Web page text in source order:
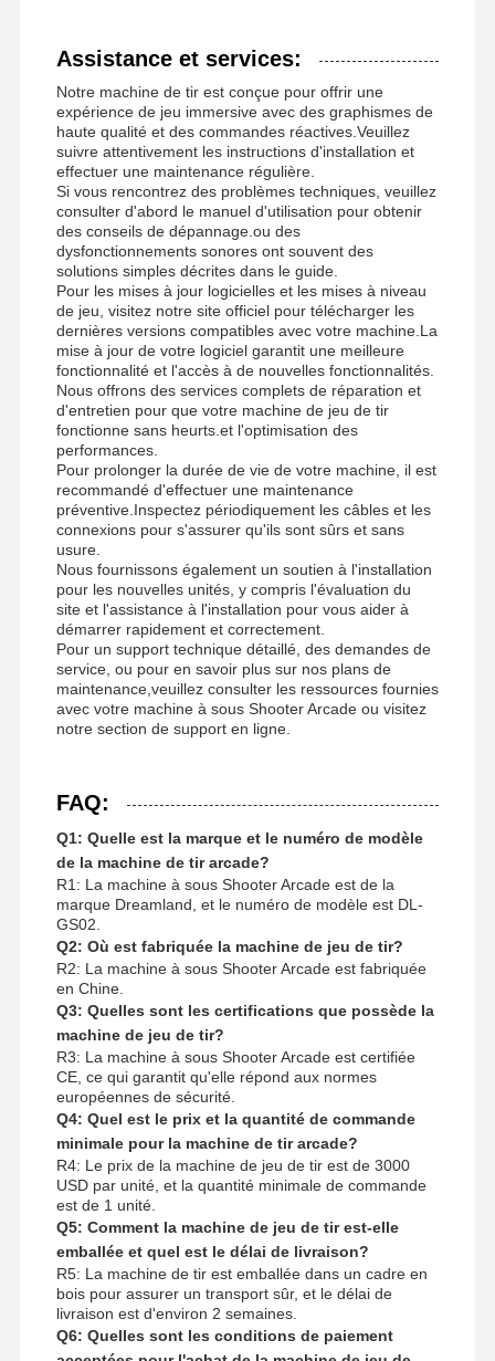
Assistance et services:
Notre machine de tir est conçue pour offrir une
expérience de jeu immersive avec des graphismes de
haute qualité et des commandes réactives.Veuillez
suivre attentivement les instructions d'installation et
effectuer une maintenance régulière.
Si vous rencontrez des problèmes techniques, veuillez
consulter d'abord le manuel d'utilisation pour obtenir
des conseils de dépannage.ou des
dysfonctionnements sonores ont souvent des
solutions simples décrites dans le guide.
Pour les mises à jour logicielles et les mises à niveau
de jeu, visitez notre site officiel pour télécharger les
dernières versions compatibles avec votre machine.La
mise à jour de votre logiciel garantit une meilleure
fonctionnalité et l'accès à de nouvelles fonctionnalités.
Nous offrons des services complets de réparation et
d'entretien pour que votre machine de jeu de tir
fonctionne sans heurts.et l'optimisation des
performances.
Pour prolonger la durée de vie de votre machine, il est
recommandé d'effectuer une maintenance
préventive.Inspectez périodiquement les câbles et les
connexions pour s'assurer qu'ils sont sûrs et sans
usure.
Nous fournissons également un soutien à l'installation
pour les nouvelles unités, y compris l'évaluation du
site et l'assistance à l'installation pour vous aider à
démarrer rapidement et correctement.
Pour un support technique détaillé, des demandes de
service, ou pour en savoir plus sur nos plans de
maintenance,veuillez consulter les ressources fournies
avec votre machine à sous Shooter Arcade ou visitez
notre section de support en ligne.
FAQ:
Q1: Quelle est la marque et le numéro de modèle
de la machine de tir arcade?
R1: La machine à sous Shooter Arcade est de la
marque Dreamland, et le numéro de modèle est DL-
GS02.
Q2: Où est fabriquée la machine de jeu de tir?
R2: La machine à sous Shooter Arcade est fabriquée
en Chine.
Q3: Quelles sont les certifications que possède la
machine de jeu de tir?
R3: La machine à sous Shooter Arcade est certifiée
CE, ce qui garantit qu'elle répond aux normes
européennes de sécurité.
Q4: Quel est le prix et la quantité de commande
minimale pour la machine de tir arcade?
R4: Le prix de la machine de jeu de tir est de 3000
USD par unité, et la quantité minimale de commande
est de 1 unité.
Q5: Comment la machine de jeu de tir est-elle
emballée et quel est le délai de livraison?
R5: La machine de tir est emballée dans un cadre en
bois pour assurer un transport sûr, et le délai de
livraison est d'environ 2 semaines.
Q6: Quelles sont les conditions de paiement